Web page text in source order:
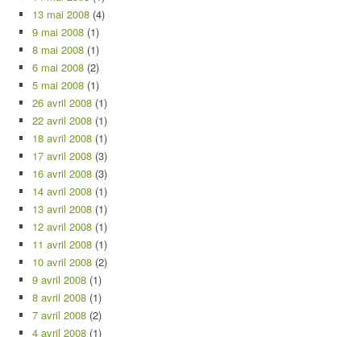
13 mai 2008 (4)
9 mai 2008 (1)
8 mai 2008 (1)
6 mai 2008 (2)
5 mai 2008 (1)
26 avril 2008 (1)
22 avril 2008 (1)
18 avril 2008 (1)
17 avril 2008 (3)
16 avril 2008 (3)
14 avril 2008 (1)
13 avril 2008 (1)
12 avril 2008 (1)
11 avril 2008 (1)
10 avril 2008 (2)
9 avril 2008 (1)
8 avril 2008 (1)
7 avril 2008 (2)
4 avril 2008 (1)